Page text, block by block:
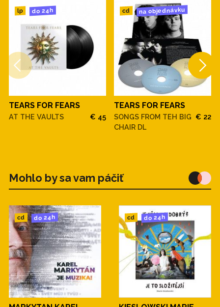
lp do 24h
TEARS FOR FEARS
AT THE VAULTS € 45
cd na objednávku
TEARS FOR FEARS
SONGS FROM TEH BIG
CHAIR DL
€ 22
Mohlo by sa vam páčiť
cd do 24h cd do 24h